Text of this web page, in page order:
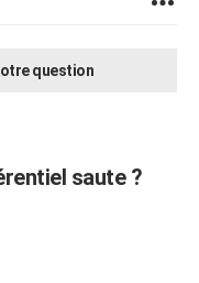
question
saute ?